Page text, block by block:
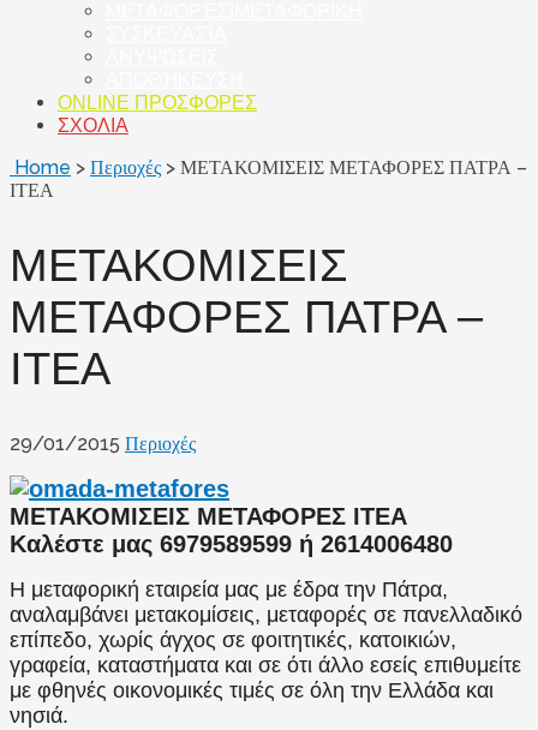
ONLINE ΠΡΟΣΦΟΡΕΣ
ΣΧΟΛΙΑ
Home > Περιοχές > ΜΕΤΑΚΟΜΙΣΕΙΣ ΜΕΤΑΦΟΡΕΣ ΠΑΤΡΑ –
ΙΤΕΑ
ΜΕΤΑΚΟΜΙΣΕΙΣ
ΜΕΤΑΦΟΡΕΣ ΠΑΤΡΑ –
ΙΤΕΑ
29/01/2015 Περιοχές
ΜΕΤΑΚΟΜΙΣΕΙΣ ΜΕΤΑΦΟΡΕΣ ΙΤΕΑ
Καλέστε μας 6979589599 ή 2614006480
Η μεταφορική εταιρεία μας με έδρα την Πάτρα,
αναλαμβάνει μετακομίσεις, μεταφορές σε πανελλαδικό
επίπεδο, χωρίς άγχος σε φοιτητικές, κατοικιών,
γραφεία, καταστήματα και σε ότι άλλο εσείς επιθυμείτε
με φθηνές οικονομικές τιμές σε όλη την Ελλάδα και
νησιά.